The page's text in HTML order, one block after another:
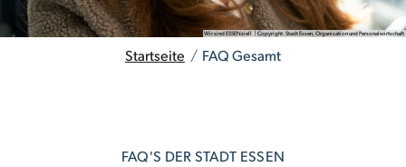
Wir sind ESSENziell. | Copyright: Stadt Essen, Organisation und Personalwirtschaft
Startseite / FAQ Gesamt
FAQ'S DER STADT ESSEN